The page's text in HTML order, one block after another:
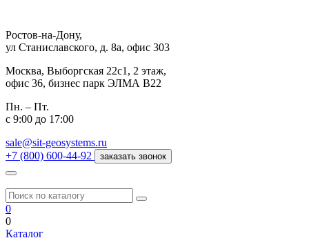
Ростов-на-Дону,
ул Станиславского, д. 8а, офис 303
Москва, Выборгская 22с1, 2 этаж,
офис 36, бизнес парк ЭЛМА В22
Пн. – Пт.
с 9:00 до 17:00
sale@sit-geosystems.ru
+7 (800) 600-44-92
заказать звонок
0
0
Каталог